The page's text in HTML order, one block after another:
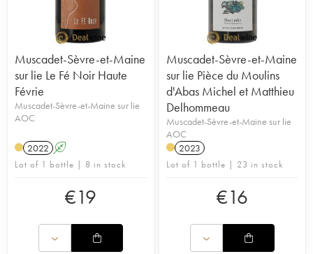
Muscadet-Sèvre-et-Maine
sur lie Le Fé Noir Haute
Févrie
Muscadet-Sèvre-et-Maine sur lie
AOC
2022 A
Lot of 1 bottle | 8 in stock
€19
Muscadet-Sèvre-et-Maine
sur lie Pièce du Moulins
d'Abas Michel et Matthieu
Delhommeau
Muscadet-Sèvre-et-Maine sur lie
AOC
2023
Lot of 1 bottle | 23 in stock
€16